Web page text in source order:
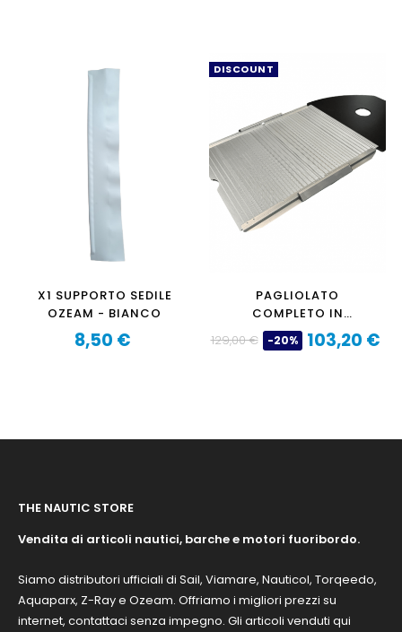
X1 SUPPORTO SEDILE
OZEAM - BIANCO
Prezzo
8,50 €
DISCOUNT
PAGLIOLATO
COMPLETO IN
ALLUMINIO PER OZEAM
249 PRUA IN D
Prezzo
129,00 € -20%
Prezzo
103,20 €
THE NAUTIC STORE
Vendita di articoli nautici, barche e motori fuoribordo.
Siamo distributori ufficiali di Sail, Viamare, Nauticol, Torqeedo,
Aquaparx, Z-Ray e Ozeam. Offriamo i migliori prezzi su
internet, contattaci senza impegno. Gli articoli venduti qui